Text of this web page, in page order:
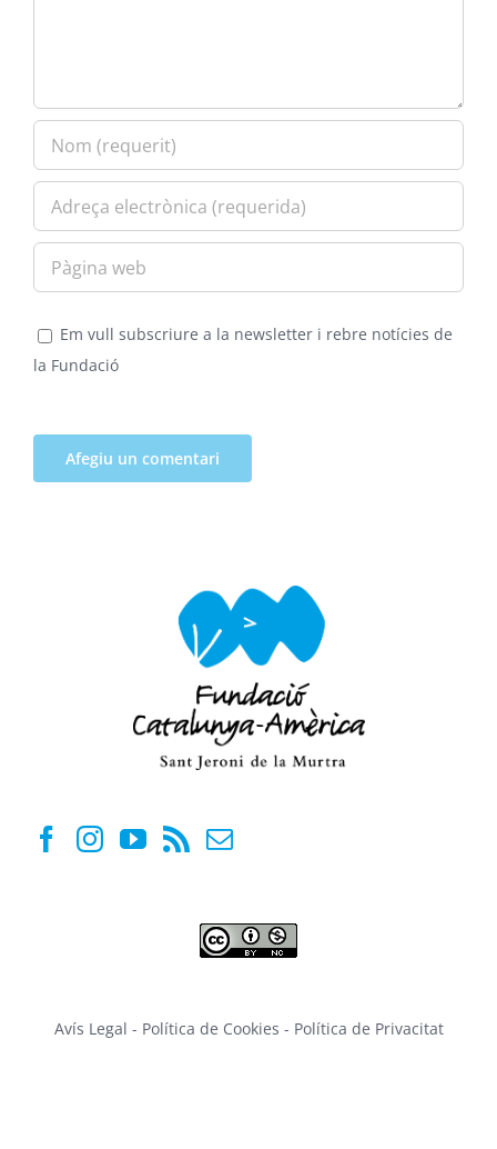
Em vull subscriure a la newsletter i rebre notícies de
la Fundació
Avís Legal - Política de Cookies - Política de Privacitat